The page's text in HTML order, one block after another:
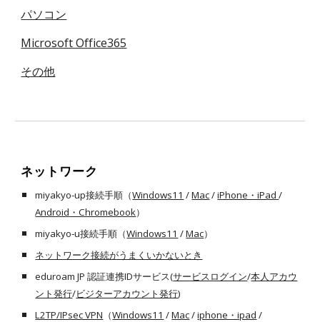
パソコン
Microsoft Office365
その他
ネットワーク
miyakyo-up接続手順（Windows11 /Mac/iPhone・iPad/
Android ・Chromebook）
miyakyo-u接続手順（Windows11 /Mac）
ネットワーク接続がうまくいかないとき
eduroam JP 認証連携IDサービス(サービスログイン/本人アカウ
ント発行/ビジターアカウント発行)
L2TP/IPsec VPN （Windows11 /Mac/iphone・ipad /